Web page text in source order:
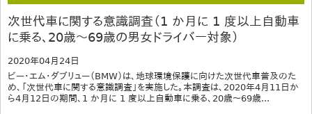
次世代車に関する意識調査（1 か月に 1 度以上自動車
に乗る、20歳～69歳の男女ドライバー対象）
2020年04月24日
ビー・エム・ダブリュー（BMW）は、地球環境保護に向けた次世代車普及のた
め、「次世代車に関する意識調査」を実施した。本調査は、2020年4月11日か
ら4月12日の期間、1 か月に 1 度以上自動車に乗る、20歳～69歳...